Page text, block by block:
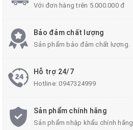
Với đơn hàng trên 5.000.000 đ
Bảo đảm chất lượng
Sản phẩm bảo đảm chất lượng.
Hỗ trợ 24/7
Hotline:0947324999
Sản phẩm chính hãng
Sản phẩm nhập khẩu chính hãng